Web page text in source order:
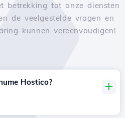
betrekking tot onze diensten
de veelgestelde vragen en
kunnen vereenvoudigen!
Hostico?